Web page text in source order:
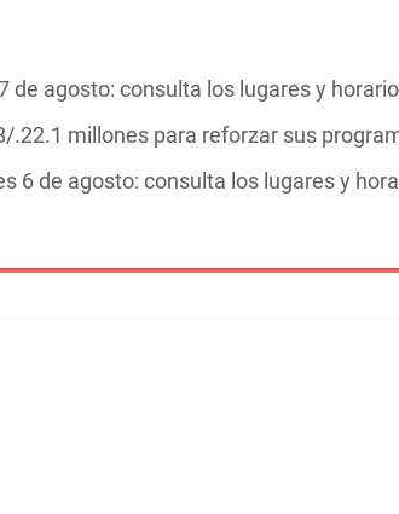
de agosto: consulta los lugares y
.22.1 millones para reforzar sus
6 de agosto: consulta los lugares y